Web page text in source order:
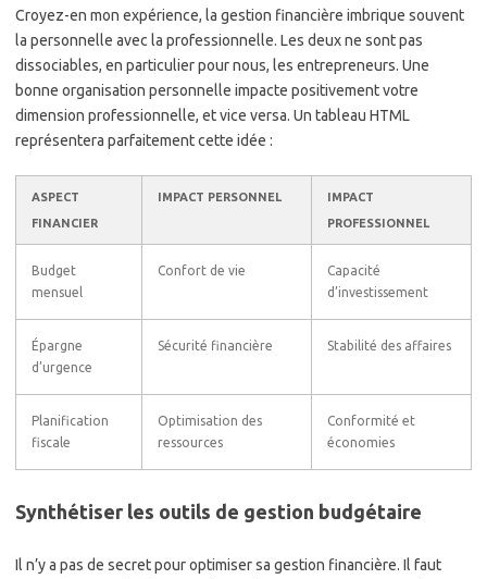
Croyez-en mon expérience, la gestion financière imbrique souvent
la personnelle avec la professionnelle. Les deux ne sont pas
dissociables, en particulier pour nous, les entrepreneurs. Une
bonne organisation personnelle impacte positivement votre
dimension professionnelle, et vice versa. Un tableau HTML
représentera parfaitement cette idée :
ASPECT
FINANCIER
IMPACT PERSONNEL
IMPACT
PROFESSIONNEL
Budget
mensuel
Confort de vie
Capacité
d’investissement
Épargne
d’urgence
Sécurité financière Stabilité des affaires
Planification
fiscale
Optimisation des
ressources
Conformité et
économies
Synthétiser les outils de gestion budgétaire
Il n’y a pas de secret pour optimiser sa gestion financière. Il faut